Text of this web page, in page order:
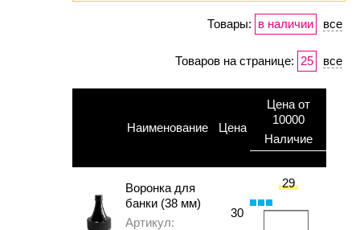
Товары: в наличии все
Товаров на странице: 25 все
Наименование Цена
Цена от
10000
Наличие
Воронка для
банки (38 мм)
Артикул:
30
29